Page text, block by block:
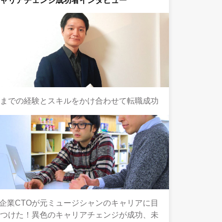
での経験とスキルをかけ合わせて転職成功
業CTOが元ミュージシャンのキャリアに目
けた！異色のキャリアチェンジが成功、未